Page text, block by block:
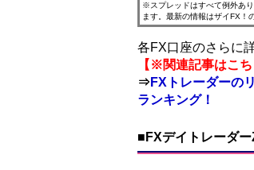
※スプレッドはすべて例外あ
ます。最新の情報はザイFX！
各FX口座のさらに
【※関連記事はこち
⇒FXトレーダーの
ランキング！
■FXデイトレーダ